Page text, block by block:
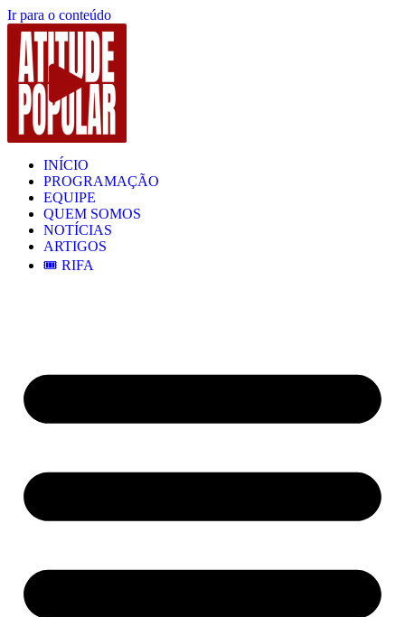
Ir para o conteúdo
INÍCIO
PROGRAMAÇÃO
EQUIPE
QUEM SOMOS
NOTÍCIAS
ARTIGOS
🎟️ RIFA